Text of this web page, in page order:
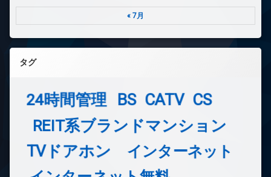
« 7月
タグ
24時間管理 BS CATV CS
REIT系ブランドマンション
TVドアホン インターネット